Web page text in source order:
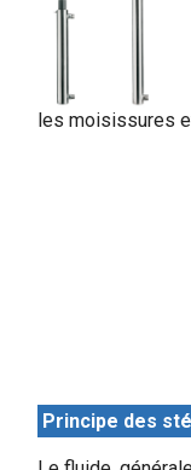
les moisissures
Principe des